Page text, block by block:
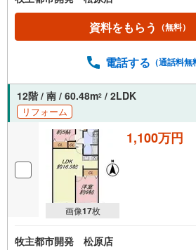
資料をもらう （無料）
電話する （通話料無
12階 / 南 / 60.48m2 / 2LDK
リフォーム
画像17枚
1,100万円
牧主都市開発 松原店